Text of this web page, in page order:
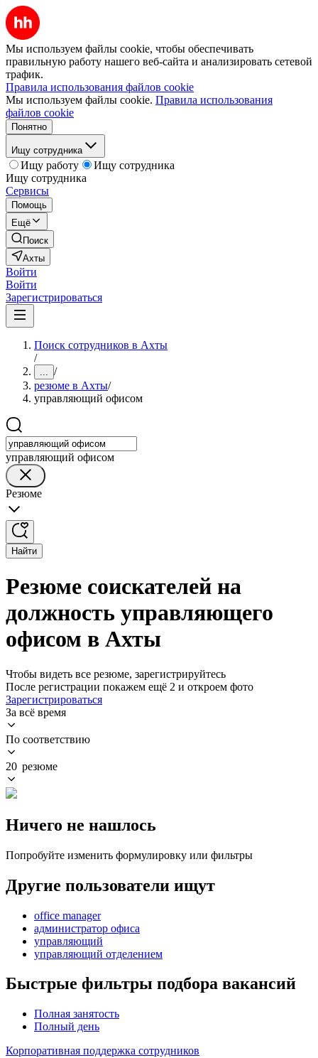
Мы используем файлы cookie, чтобы обеспечивать
правильную работу нашего веб-сайта и анализировать сетевой
трафик.
Правила использования файлов cookie
Мы используем файлы cookie. Правила использования
файлов cookie
Понятно
Ищу сотрудника
Ищу работу
Ищу сотрудника
Ищу сотрудника
Сервисы
Помощь
Ещё
Поиск
Ахты
Войти
Войти
Зарегистрироваться
Поиск сотрудников в Ахты
/
... /
резюме в Ахты/
управляющий офисом
управляющий офисом
Резюме
Найти
Резюме соискателей на
должность управляющего
офисом в Ахты
Чтобы видеть все резюме, зарегистрируйтесь
После регистрации покажем ещё 2 и откроем фото
Зарегистрироваться
За всё время
По соответствию
20 резюме
Ничего не нашлось
Попробуйте изменить формулировку или фильтры
Другие пользователи ищут
office manager
администратор офиса
управляющий
управляющий отделением
Быстрые фильтры подбора вакансий
Полная занятость
Полный день
Корпоративная поддержка сотрудников